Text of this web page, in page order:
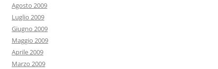
Agosto 2009
Luglio 2009
Giugno 2009
Maggio 2009
Aprile 2009
Marzo 2009